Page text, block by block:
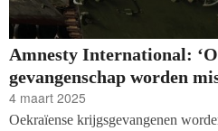
Amnesty International:
gevangenschap worden
4 maart 2025
Oekraïense krijgsgevangenen